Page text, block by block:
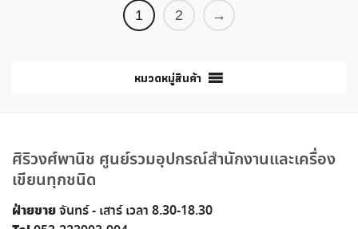
1 2 →
หมวดหมู่สินค้า
ศิริวงศ์พานิช ศูนย์รวมอุปกรณ์สำนักงานและเครื่อง
เขียนทุกชนิด
ฝ่ายขายจันทร์ - เสาร์ เวลา 8.30-18.30